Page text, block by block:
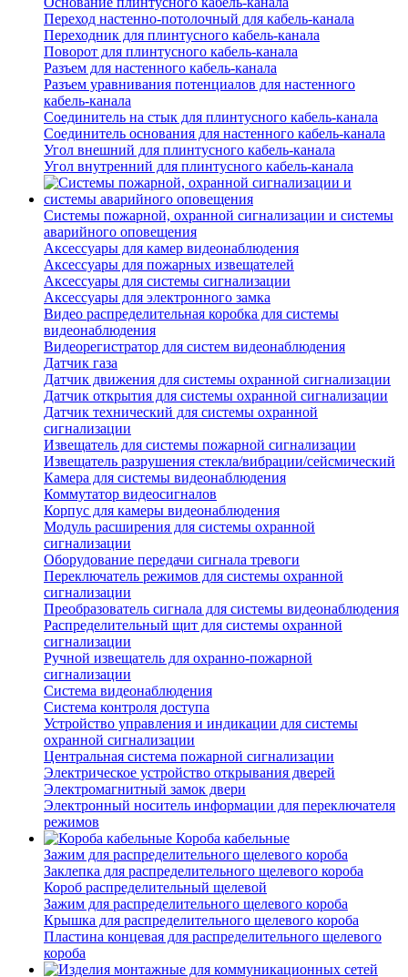
Переход настенно-потолочный для кабель-канала
Переходник для плинтусного кабель-канала
Поворот для плинтусного кабель-канала
Разъем для настенного кабель-канала
Разъем уравнивания потенциалов для настенного
кабель-канала
Соединитель на стык для плинтусного кабель-канала
Соединитель основания для настенного кабель-канала
Угол внешний для плинтусного кабель-канала
Угол внутренний для плинтусного кабель-канала
Системы пожарной, охранной сигнализации и системы
аварийного оповещения
Аксессуары для камер видеонаблюдения
Аксессуары для пожарных извещателей
Аксессуары для системы сигнализации
Аксессуары для электронного замка
Видео распределительная коробка для системы
видеонаблюдения
Видеорегистратор для систем видеонаблюдения
Датчик газа
Датчик движения для системы охранной сигнализации
Датчик открытия для системы охранной сигнализации
Датчик технический для системы охранной
сигнализации
Извещатель для системы пожарной сигнализации
Извещатель разрушения стекла/вибрации/сейсмический
Камера для системы видеонаблюдения
Коммутатор видеосигналов
Корпус для камеры видеонаблюдения
Модуль расширения для системы охранной
сигнализации
Оборудование передачи сигнала тревоги
Переключатель режимов для системы охранной
сигнализации
Преобразователь сигнала для системы видеонаблюдения
Распределительный щит для системы охранной
сигнализации
Ручной извещатель для охранно-пожарной
сигнализации
Система видеонаблюдения
Система контроля доступа
Устройство управления и индикации для системы
охранной сигнализации
Центральная система пожарной сигнализации
Электрическое устройство открывания дверей
Электромагнитный замок двери
Электронный носитель информации для переключателя
режимов
Короба кабельные
Зажим для распределительного щелевого короба
Заклепка для распределительного щелевого короба
Короб распределительный щелевой
Зажим для распределительного щелевого короба
Крышка для распределительного щелевого короба
Пластина концевая для распределительного щелевого
короба